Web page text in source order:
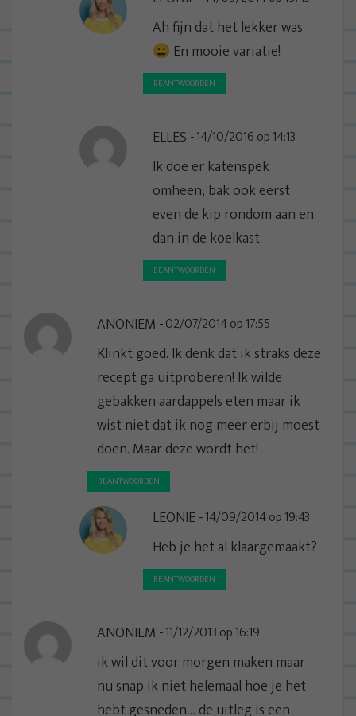
Ah fijn dat het lekker was
😀 En mooie variatie!
BEANTWOORDEN
ELLES 14/10/2016 op 14:13
Ik doe er katenspek
omheen, bak ook eerst
even de kip rondom aan en
dan in de koelkast
BEANTWOORDEN
ANONIEM 02/07/2014 op 17:55
Klinkt goed. Ik denk dat ik straks deze
recept ga uitproberen! Ik wilde
gebakken aardappels eten maar ik
wist niet dat ik nog meer erbij moest
doen. Maar deze wordt het!
BEANTWOORDEN
LEONIE 14/09/2014 op 19:43
Heb je het al klaargemaakt?
BEANTWOORDEN
ANONIEM 11/12/2013 op 16:19
ik wil dit voor morgen maken maar
nu snap ik niet helemaal hoe je het
hebt gesneden… de uitleg is een